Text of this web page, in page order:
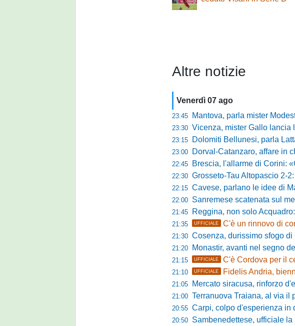
Altre notizie
Venerdì 07 ago
23:45 Mantova, parla mister Modesto dopo il successo
23:30 Vicenza, mister Gallo lancia la sfida: «Ci aspetta
23:15 Dolomiti Bellunesi, parla Lattanzio: «Voglio
23:00 Dorval-Catanzaro, affare in
22:45 Brescia, l'allarme di Corini: «Ci
22:30 Grosseto-Tau Altopascio 2-2: il bilancio
22:15 Cavese, parlano le idee di Masitto: «Abbiamo
22:00 Sanremese scatenata sul mercato:
21:45 Reggina, non solo Acquadro: il ds
21:35 UFFICIALE C'è un rinnovo di
21:30 Cosenza, durissimo sfogo di Coppitelli:
21:20 Monastir, avanti nel segno della continuità:
21:15 UFFICIALE C'è Cordova per il
21:10 UFFICIALE Fidelis Andria,
21:05 Mercato siracusa, rinforzo
21:00 Terranuova Traiana, al via il primo test
20:55 Carpi, colpo d'esperienza in difesa: dal
20:50 Sambenedettese, ufficiale la